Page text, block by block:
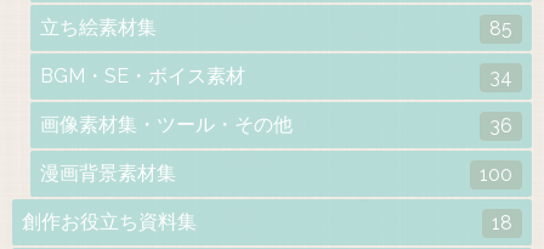
立ち絵素材集 85
BGM・SE・ボイス素材 34
画像素材集・ツール・その他 36
漫画背景素材集 100
創作お役立ち資料集 18